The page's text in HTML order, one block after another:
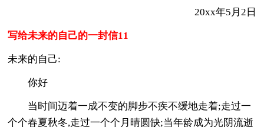
20xx年5月2日
写给未来的自己的一封信11
未来的自己:
你好
当时间迈着一成不变的脚步不疾不缓地走着;走过一
个个春夏秋冬,走过一个个月晴圆缺;当年龄成为光阴流逝